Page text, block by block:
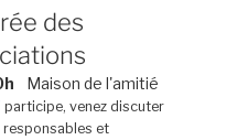
des
Maison de l'amitié
participe, venez discuter
responsables et